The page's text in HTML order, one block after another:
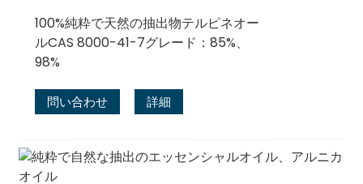
100%純粋で天然の抽出物テルピネオー
ルCAS 8000-41-7グレード：85%、
98%
問い合わせ 詳細